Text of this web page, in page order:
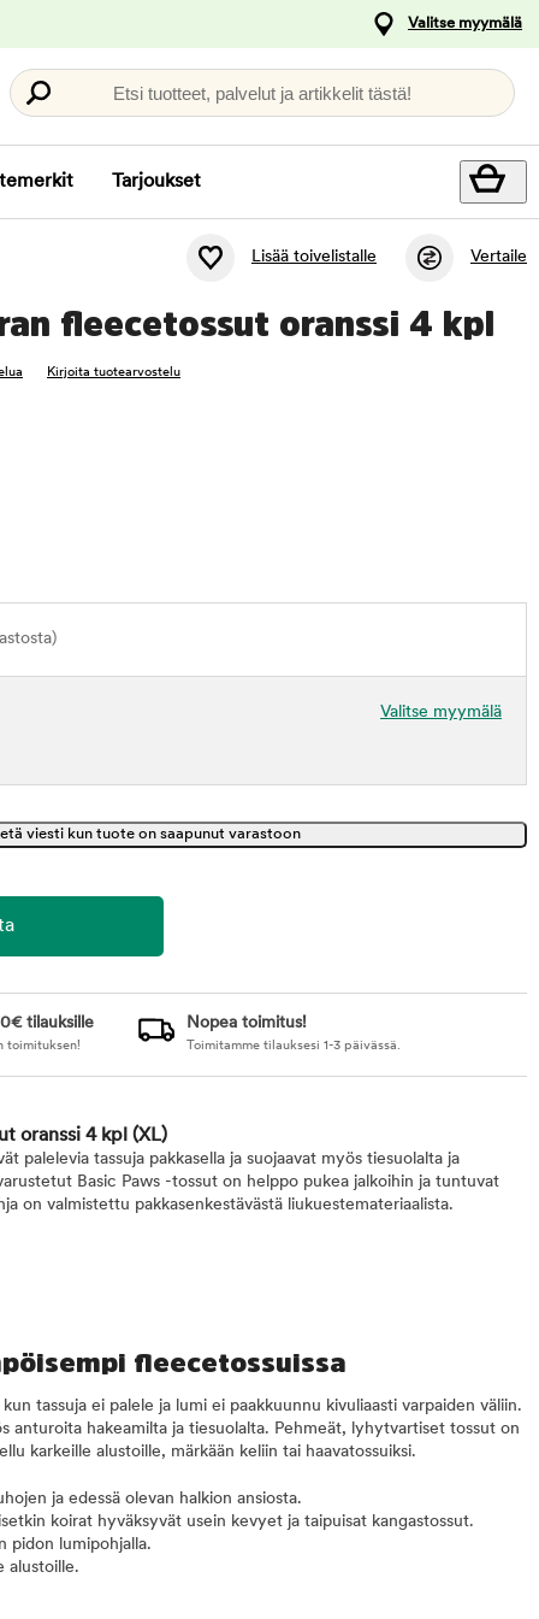
Valitse myymälä
Etsi tuotteet, palvelut ja artikkelit tästä!
Tarjoukset
Lisää toivelistalle Vertaile
fleecetossut oranssi 4 kpl
Kirjoita tuotearvostelu
Valitse myymälä
tilauksille
toimituksen!
Nopea toimitus!
Toimitamme tilauksesi 1-3 päivässä.
oranssi 4 kpl (XL)
palelevia tassuja pakkasella ja suojaavat myös tiesuolalta ja
Basic Paws -tossut on helppo pukea jalkoihin ja tuntuvat
on valmistettu pakkasenkestävästä liukuestemateriaalista.
fleecetossuissa
tassuja ei palele ja lumi ei paakkuunnu kivuliaasti varpaiden väliin.
anturoita hakeamilta ja tiesuolalta. Pehmeät, lyhytvartiset tossut on
karkeille alustoille, märkään keliin tai haavatossuiksi.
ja edessä olevan halkion ansiosta.
koirat hyväksyvät usein kevyet ja taipuisat kangastossut.
pidon lumipohjalla.
alustoille.